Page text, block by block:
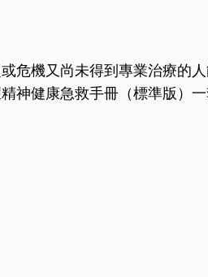
危機又尚未得到專業治療的
神健康急救手冊（標準版）